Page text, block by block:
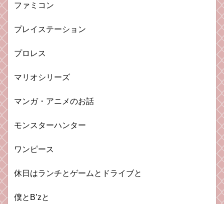
ファミコン
プレイステーション
プロレス
マリオシリーズ
マンガ・アニメのお話
モンスターハンター
ワンピース
休日はランチとゲームとドライブと
僕とB’zと